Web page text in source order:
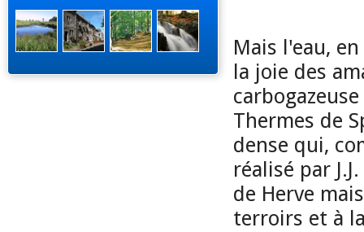
Mais l'eau, en
la joie des
Thermes de
dense qui,
réalisé par
de Herve
terroirs et à